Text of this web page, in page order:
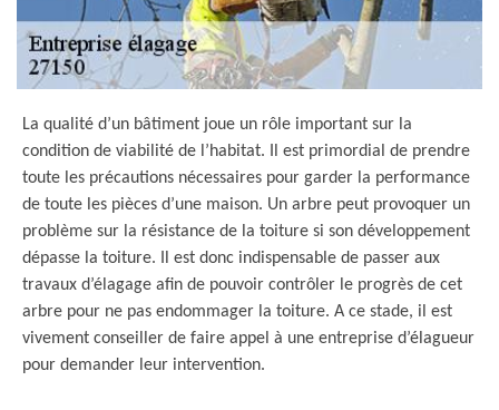
La qualité d’un bâtiment joue un rôle important sur la
condition de viabilité de l’habitat. Il est primordial de prendre
toute les précautions nécessaires pour garder la performance
de toute les pièces d’une maison. Un arbre peut provoquer un
problème sur la résistance de la toiture si son développement
dépasse la toiture. Il est donc indispensable de passer aux
travaux d’élagage afin de pouvoir contrôler le progrès de cet
arbre pour ne pas endommager la toiture. A ce stade, il est
vivement conseiller de faire appel à une entreprise d’élagueur
pour demander leur intervention.